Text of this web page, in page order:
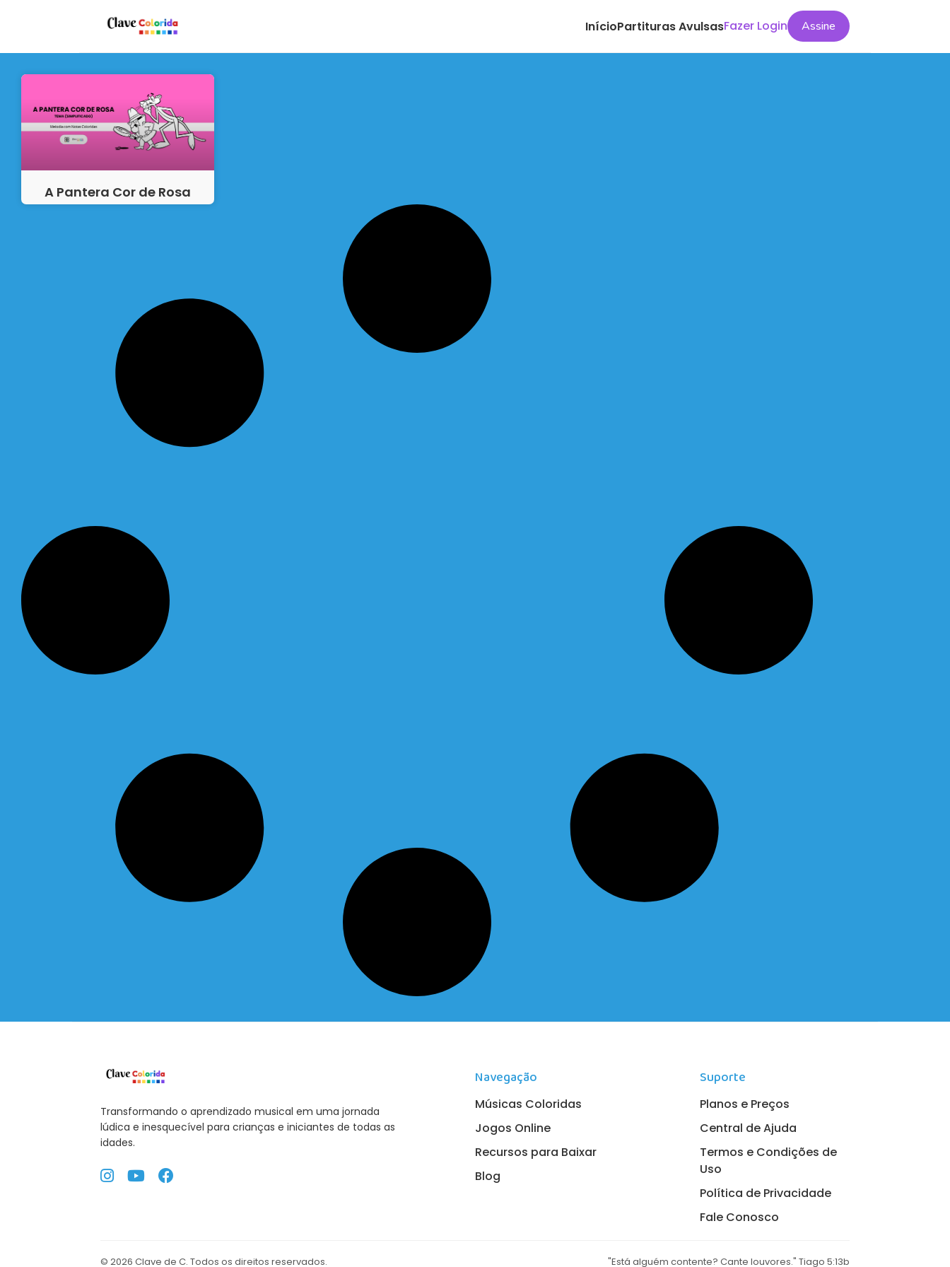
InícioPartituras AvulsasFazer Login Assine
A Pantera Cor de Rosa
Transformando o aprendizado musical em uma jornada
lúdica e inesquecível para crianças e iniciantes de todas as
idades.
Navegação
Músicas Coloridas
Jogos Online
Recursos para Baixar
Blog
Suporte
Planos e Preços
Central de Ajuda
Termos e Condições de
Uso
Política de Privacidade
Fale Conosco
© 2026 Clave de C. Todos os direitos reservados. "Está alguém contente? Cante louvores." Tiago 5:13b